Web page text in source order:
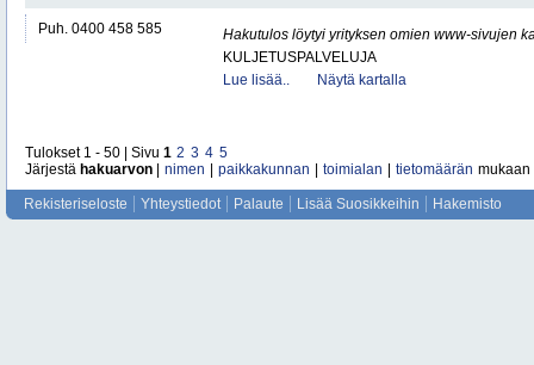
Puh. 0400 458 585
Hakutulos löytyi yrityksen omien www-sivujen
KULJETUSPALVELUJA
Lue lisää..
Näytä kartalla
Tulokset 1 - 50 | Sivu 1 2 3 4 5
Järjestä hakuarvon nimen paikkakunnan toimialan tietomäärän mukaan
Rekisteriseloste Yhteystiedot Palaute Lisää Suosikkeihin Hakemisto